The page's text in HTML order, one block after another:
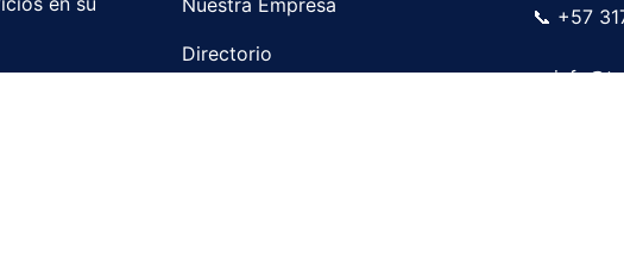
Nuestra Empresa
Directorio
📞 +57
✉